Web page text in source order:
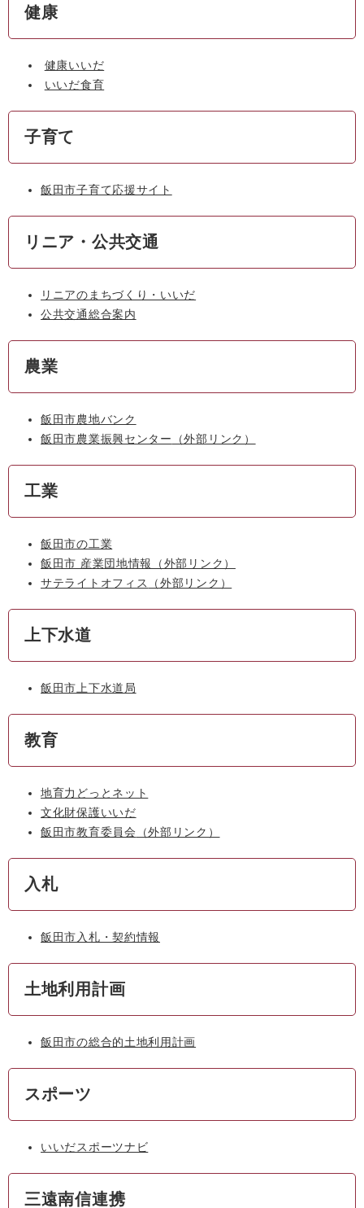
健康
健康いいだ
いいだ食育
子育て
飯田市子育て応援サイト
リニア・公共交通
リニアのまちづくり・いいだ
公共交通総合案内
農業
飯田市農地バンク
飯田市農業振興センター
（外部リンク）
工業
飯田市の工業
飯田市 産業団地情報
（外部リンク）
サテライトオフィス
（外部リンク）
上下水道
飯田市上下水道局
教育
地育力どっとネット
文化財保護いいだ
飯田市教育委員会
（外部リンク）
入札
飯田市入札・契約情報
土地利用計画
飯田市の総合的土地利用計画
スポーツ
いいだスポーツナビ
三遠南信連携